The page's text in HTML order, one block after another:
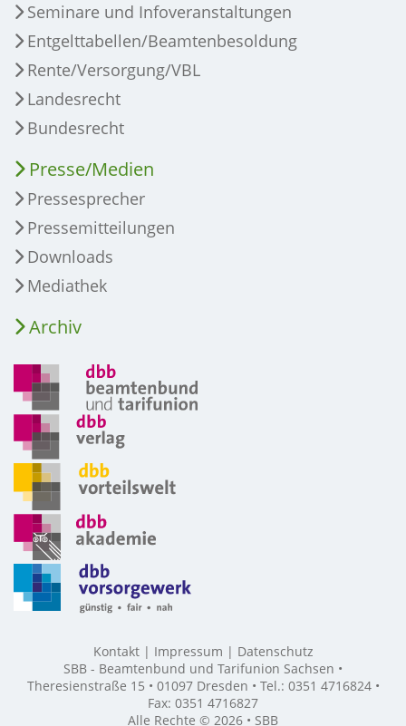
Seminare und Infoveranstaltungen
Entgelttabellen/Beamtenbesoldung
Rente/Versorgung/VBL
Landesrecht
Bundesrecht
Presse/Medien
Pressesprecher
Pressemitteilungen
Downloads
Mediathek
Archiv
Kontakt Impressum
Datenschutz
SBB - Beamtenbund und Tarifunion Sachsen •
Theresienstraße 15 • 01097 Dresden • Tel.: 0351 4716824 •
Fax: 0351 4716827
Alle Rechte © 2026 • SBB